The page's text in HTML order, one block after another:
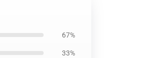
67%
33%